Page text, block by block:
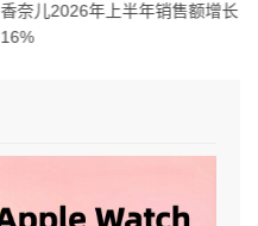
香奈儿2026年上半年销售额增长
16%